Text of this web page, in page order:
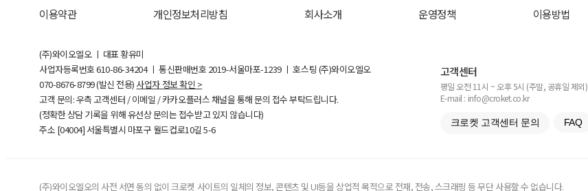
이용약관 개인정보처리방침 회사소개 운영정책 이용방법
(주)와이오엘오 ㅣ 대표 황유미
사업자등록번호610-86-34204ㅣ 통신판매번호 2019-서울마포-1239 ㅣ 호스팅 (주)와이오엘오
070-8676-8799 (발신 전용) 사업자 정보 확인 >
고객 문의: 우측 고객센터 / 이메일 / 카카오플러스 채널을 통해 문의 접수 부탁드립니다.
(정확한 상담 기록을 위해 유선상 문의는 접수받고 있지 않습니다)
주소 [04004] 서울특별시 마포구 월드컵로10길5-6
고객센터
평일 오전 11시 ~ 오후 5시 (주말, 공휴일 제외)
E-mail : info@croket.co.kr
크로켓 고객센터 문의 FAQ
(주)와이오엘오의 사전 서면 동의 없이 크로켓 사이트의 일체의 정보, 콘텐츠 및 UI등을 상업적 목적으로 전재, 전송, 스크래핑 등 무단 사용할 수 없습니다.